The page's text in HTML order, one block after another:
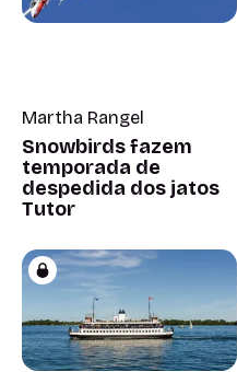
Martha Rangel
Snowbirds fazem
temporada de
despedida dos jatos
Tutor